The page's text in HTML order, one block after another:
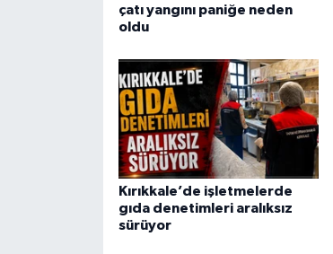
çatı yangını paniğe neden
oldu
Kırıkkale’de işletmelerde
gıda denetimleri aralıksız
sürüyor